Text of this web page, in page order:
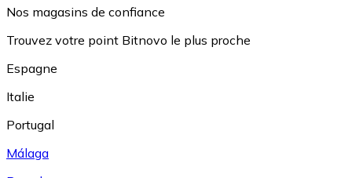
Nos magasins de confiance
Trouvez votre point Bitnovo le plus proche
Espagne
Italie
Portugal
Málaga